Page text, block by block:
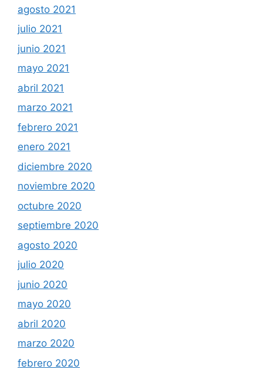
agosto 2021
julio 2021
junio 2021
mayo 2021
abril 2021
marzo 2021
febrero 2021
enero 2021
diciembre 2020
noviembre 2020
octubre 2020
septiembre 2020
agosto 2020
julio 2020
junio 2020
mayo 2020
abril 2020
marzo 2020
febrero 2020